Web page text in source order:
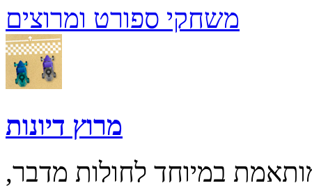
משחקי ספורט ומרוצים
מרוץ דיונות
במיוחד לחולות מדבר,